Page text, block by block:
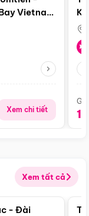
Vietnam
Xem chi tiết
Xem tất cả
Điểm nổi bật
- Đài